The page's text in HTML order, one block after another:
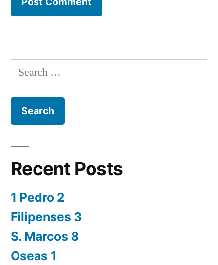
Search
for:
Recent Posts
1 Pedro 2
Filipenses 3
S. Marcos 8
Oseas 1